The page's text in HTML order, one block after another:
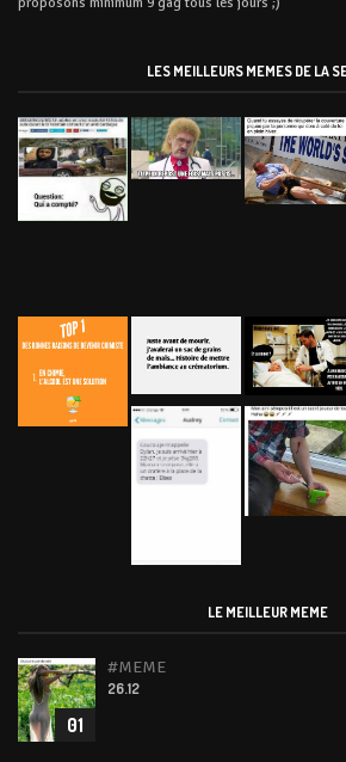
LES MEILLEURS MEMES DE LA
LE MEILLEUR MEME
01
#MEME
26.12